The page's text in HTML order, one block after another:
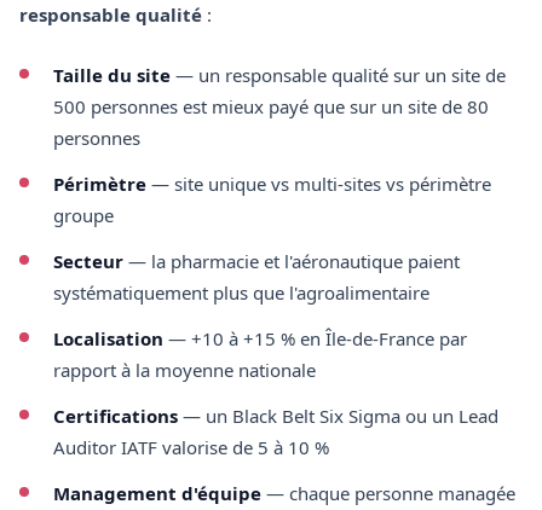
responsable qualité :
Taille du site — un responsable qualité sur un site de
500 personnes est mieux payé que sur un site de 80
personnes
Périmètre — site unique vs multi-sites vs périmètre
groupe
Secteur — la pharmacie et l'aéronautique paient
systématiquement plus que l'agroalimentaire
Localisation — +10 à +15 % en Île-de-France par
rapport à la moyenne nationale
Certifications — un Black Belt Six Sigma ou un Lead
Auditor IATF valorise de 5 à 10 %
Management d'équipe — chaque personne managée